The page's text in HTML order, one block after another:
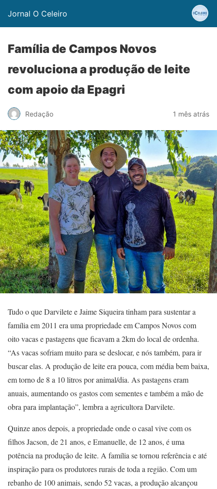
Jornal O Celeiro
Família de Campos Novos
revoluciona a produção de leite
com apoio da Epagri
Redação 1 mês atrás
Tudo o que Darvilete e Jaime Siqueira tinham para sustentar a
família em 2011 era uma propriedade em Campos Novos com
oito vacas e pastagens que ficavam a 2km do local de ordenha.
“As vacas sofriam muito para se deslocar, e nós também, para ir
buscar elas. A produção de leite era pouca, com média bem baixa,
em torno de 8 a 10 litros por animal/dia. As pastagens eram
anuais, aumentando os gastos com sementes e também a mão de
obra para implantação”, lembra a agricultora Darvilete.
Quinze anos depois, a propriedade onde o casal vive com os
filhos Jacson, de 21 anos, e Emanuelle, de 12 anos, é uma
potência na produção de leite. A família se tornou referência e até
inspiração para os produtores rurais de toda a região. Com um
rebanho de 100 animais, sendo 52 vacas, a produção alcançou